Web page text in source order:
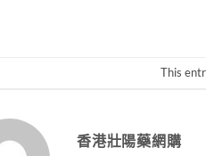
This
香港壯陽藥網購